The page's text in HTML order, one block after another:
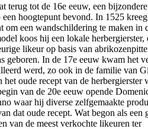
terug tot de 16e eeuw, een
een hoogtepunt bevond. In 1525
om een wandschildering te maken in
koos hij een lokale herbergierster,
likeur op basis van
geboren. In de 17e eeuw kwam het
werd, zo ook in de familie van
oude recept van de herbergierster
van de 20e eeuw opende
waar hij diverse zelfgemaakte
dat oude recept. Wat begon als een
van de meest verkochte likeuren ter